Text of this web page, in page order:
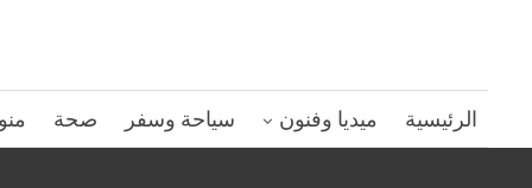
الرئيسية ميديا وفنون سياحة وسفر صحة